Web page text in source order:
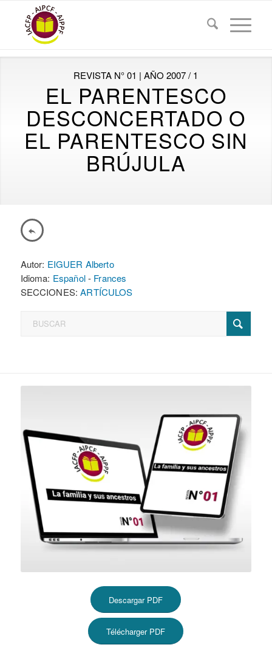
REVISTA N° 01 | AÑO 2007 / 1
EL PARENTESCO
DESCONCERTADO O
EL PARENTESCO SIN
BRÚJULA
Autor: EIGUER Alberto
Idioma: Español- Frances
SECCIONES:ARTÍCULOS
Descargar PDF
Télécharger PDF